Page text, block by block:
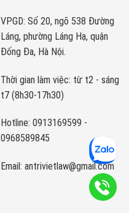
VPGD: Số 20, ngõ 538 Đường
Láng, phường Láng Hạ, quận
Đống Đa, Hà Nội.
Thời gian làm việc: từ t2 - sáng
t7 (8h30-17h30)
Hotline: 0913169599 -
0968589845
Email: antrivietlaw@gmail.com